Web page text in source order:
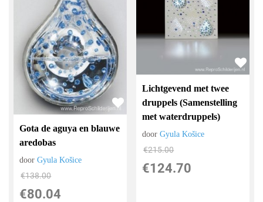
Gota de aguya en blauwe
aredobas
doorGyula Košice
€138.00
€80.04
Lichtgevend met twee
druppels (Samenstelling
met waterdruppels)
doorGyula Košice
€215.00
€124.70